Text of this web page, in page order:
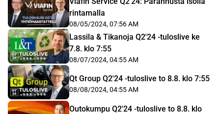
rintamalla
08/05/2024, 07:56 AM
Lassila & Tikanoja Q2'24 -tuloslive ke
7.8. klo 7:55
08/07/2024, 04:55 AM
Qt Group Q2'24 -tuloslive to 8.8. klo 7:55
08/08/2024, 04:55 AM
Outokumpu Q2'24 -tuloslive to 8.8. klo